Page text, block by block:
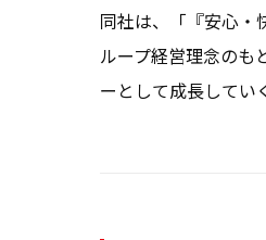
同社は、「『安心・
ループ経営理念のも
ーとして成長してい